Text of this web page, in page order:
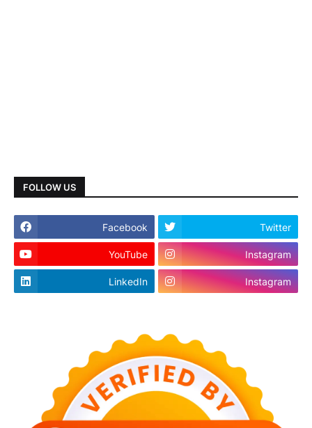
FOLLOW US
Facebook Twitter
YouTube Instagram
LinkedIn Instagram